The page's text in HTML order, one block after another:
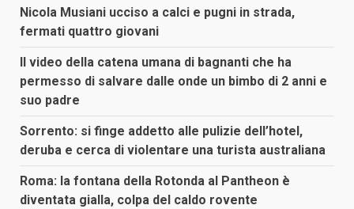
Nicola Musiani ucciso a calci e pugni in strada,
fermati quattro giovani
Il video della catena umana di bagnanti che ha
permesso di salvare dalle onde un bimbo di 2 anni e
suo padre
Sorrento: si finge addetto alle pulizie dell’hotel,
deruba e cerca di violentare una turista australiana
Roma: la fontana della Rotonda al Pantheon è
diventata gialla, colpa del caldo rovente